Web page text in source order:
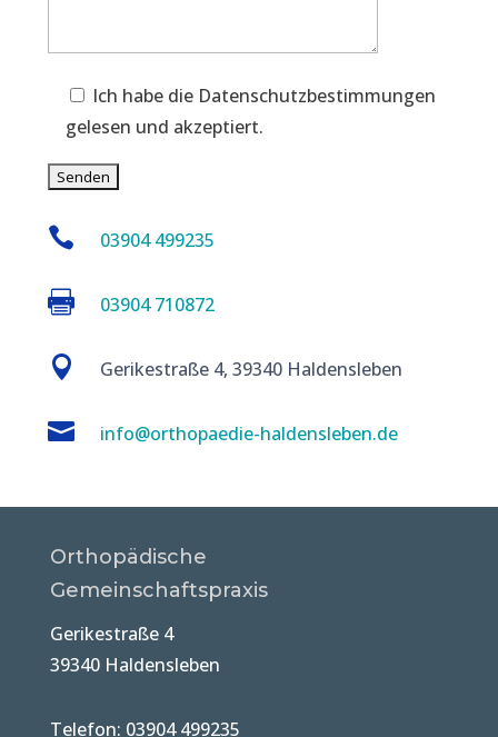
Ich habe die Datenschutzbestimmungen
gelesen und akzeptiert.
 03904 499235
 03904 710872
 Gerikestraße 4, 39340 Haldensleben
 info@orthopaedie-haldensleben.de
Orthopädische
Gemeinschaftspraxis
Gerikestraße 4
39340 Haldensleben
Telefon: 03904 499235